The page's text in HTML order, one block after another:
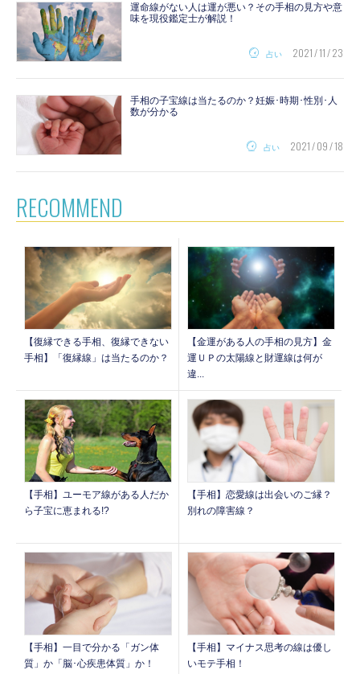
運命線がない人は運が悪い？その手相の見方や意
味を現役鑑定士が解説！
占い 2021 / 11 / 23
手相の子宝線は当たるのか？妊娠･時期･性別･人
数が分かる
占い 2021 / 09 / 18
RECOMMEND
【復縁できる手相、復縁できない
手相】「復縁線」は当たるのか？
【金運がある人の手相の見方】金
運ＵＰの太陽線と財運線は何が
違...
【手相】ユーモア線がある人だか
ら子宝に恵まれる!?
【手相】恋愛線は出会いのご縁？
別れの障害線？
【手相】一目で分かる「ガン体
質」か「脳･心疾患体質」か！
【手相】マイナス思考の線は優し
いモテ手相！